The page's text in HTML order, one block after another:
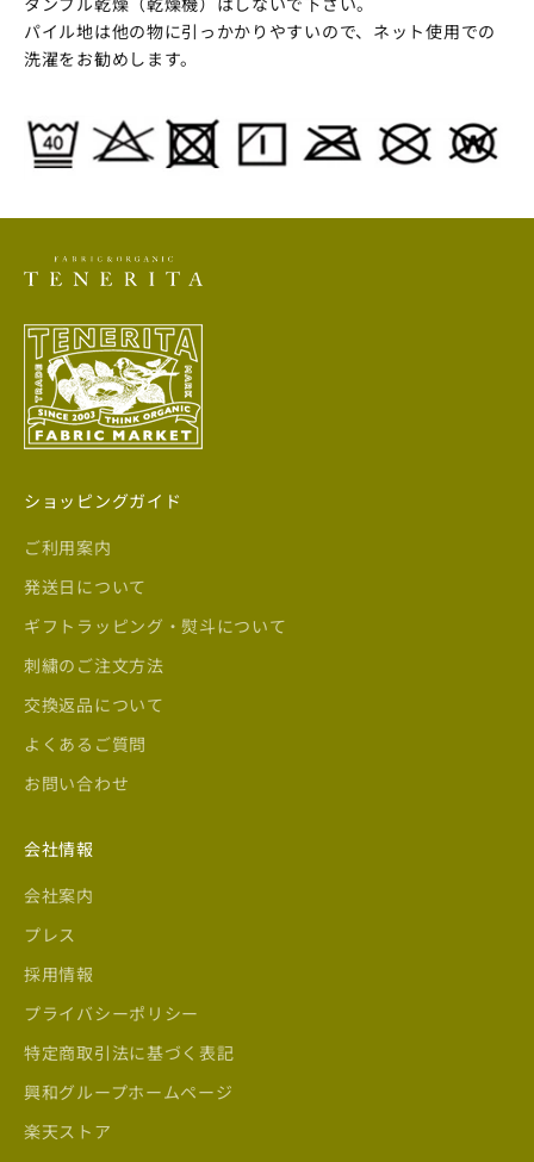
パイル地は他の物に引っかかりやすいので、ネット使用での
洗濯をお勧めします。
ショッピングガイド
ご利用案内
発送日について
ギフトラッピング・熨斗について
刺繍のご注文方法
交換返品について
よくあるご質問
お問い合わせ
会社情報
会社案内
プレス
採用情報
プライバシーポリシー
特定商取引法に基づく表記
興和グループホームページ
楽天ストア